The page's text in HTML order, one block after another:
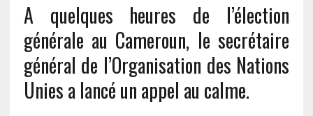
A quelques heures de l’élection
générale au Cameroun, le secrétaire
général de l’Organisation des Nations
Unies a lancé un appel au calme.